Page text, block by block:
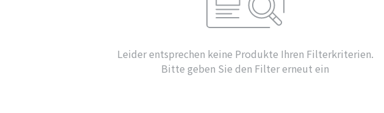
Leider entsprechen keine Produkte Ihren Filterkriterien.
Bitte geben Sie den Filter erneut ein